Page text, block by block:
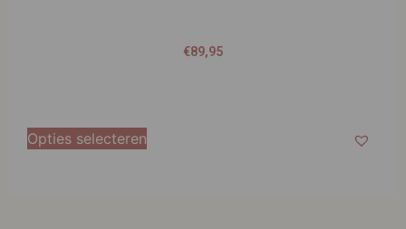
€89,95
Opties selecteren